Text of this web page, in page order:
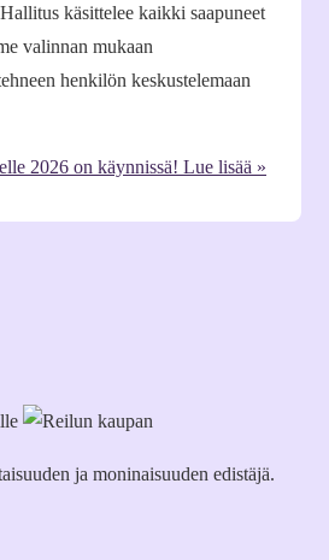
käsittelee kaikki saapuneet
valinnan mukaan
henkilön keskustelemaan
2026 on käynnissä! Lue lisää »
ja moninaisuuden edistäjä.